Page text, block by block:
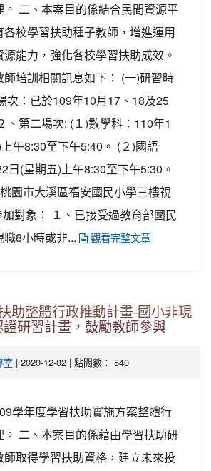
二、本案目的係結合民間資源平
校學習扶助種子教師，增進運用
能力，強化各校學習扶助成效。
培訓相關訊息如下： (一)研習時
次：已於109年10月17、18及25
、第二場次: (１)數學科：110年1
午8:30至下午5:40。 (２)國語
日(星期五)上午8:30至下午5:30。
園市大溪區福安國民小學三樓視
對象： １、已接受過教育部國民
8小時或非...
觀看完整文章
助整體行政推動計畫-國小非現
研習計畫，鼓勵教師參與
室 | 2020-12-02 | 點閱數： 540
學年度學習扶助實施方案整體行
二、本案目的係藉由學習扶助研
取得學習扶助資格，建立未來投